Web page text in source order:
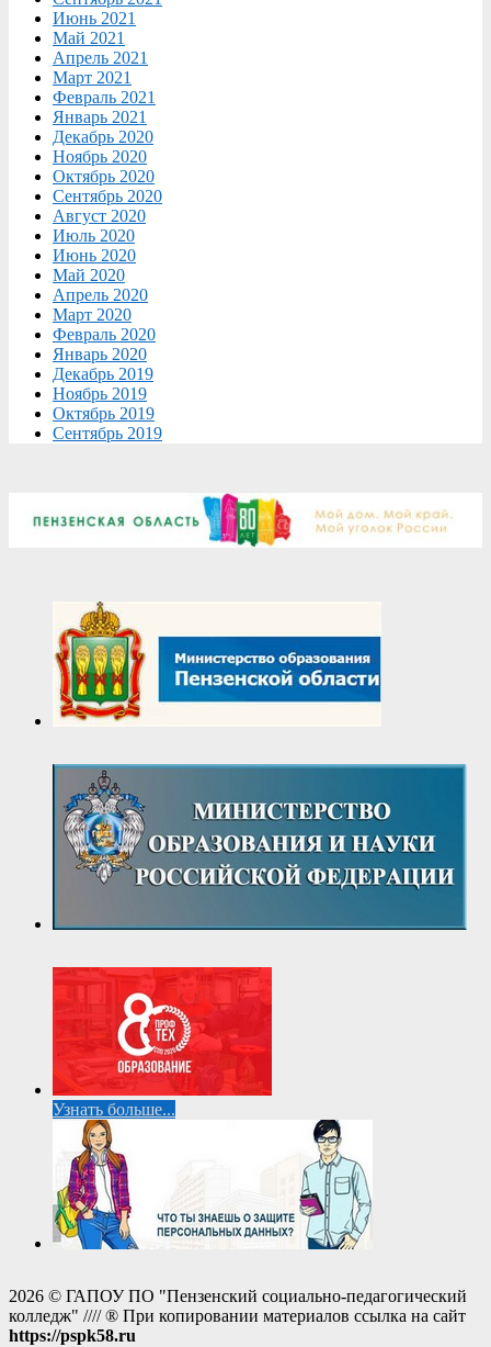
Июнь 2021
Май 2021
Апрель 2021
Март 2021
Февраль 2021
Январь 2021
Декабрь 2020
Ноябрь 2020
Октябрь 2020
Сентябрь 2020
Август 2020
Июль 2020
Июнь 2020
Май 2020
Апрель 2020
Март 2020
Февраль 2020
Январь 2020
Декабрь 2019
Ноябрь 2019
Октябрь 2019
Сентябрь 2019
Узнать больше...
2026 © ГАПОУ ПО "Пензенский социально-педагогический
колледж" //// ® При копировании материалов ссылка на сайт
https://pspk58.ru